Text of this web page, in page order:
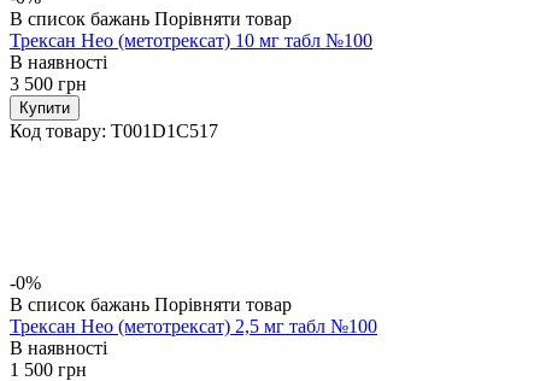
В список бажань Порівняти товар
Трексан Нео (метотрексат) 10 мг табл №100
В наявності
3 500 грн
Купити
Код товару: T001D1C517
-0%
В список бажань Порівняти товар
Трексан Нео (метотрексат) 2,5 мг табл №100
В наявності
1 500 грн